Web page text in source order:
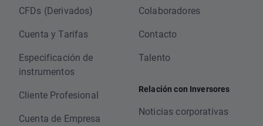
CFDs (Derivados)
Cuenta y Tarifas
Especificación de
instrumentos
Cliente Profesional
Cuenta de Empresa
Colaboradores
Contacto
Talento
Relación con Inversores
Noticias corporativas